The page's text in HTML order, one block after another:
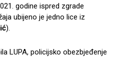
godine ispred zgrade
ubijeno je jedno lice iz
).
LUPA, policijsko obezbjeđenje